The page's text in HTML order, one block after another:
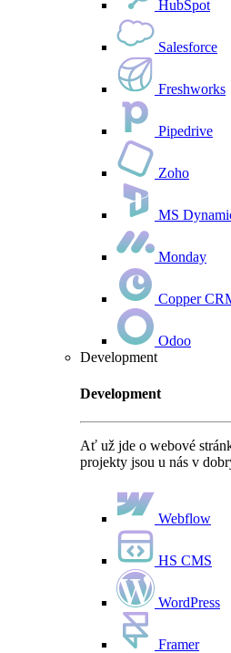
HubSpot
Salesforce
Freshworks
Pipedrive
Zoho
MS
Monday
Copper
Odoo
Development
Development
Ať už jde o webové
projekty jsou u nás v
Webflow
HS CMS
WordPress
Framer